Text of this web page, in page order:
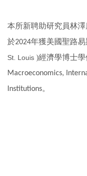
本所新聘助研究員林
於2024年獲美國聖路
St. Louis )經濟學博士
Macroeconomics,
Institutions。